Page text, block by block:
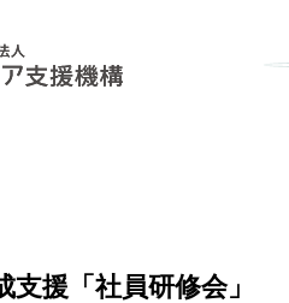
援「社員研修会」